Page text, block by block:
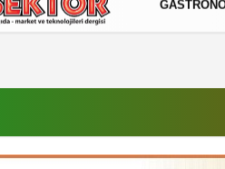
Çerez Politikası